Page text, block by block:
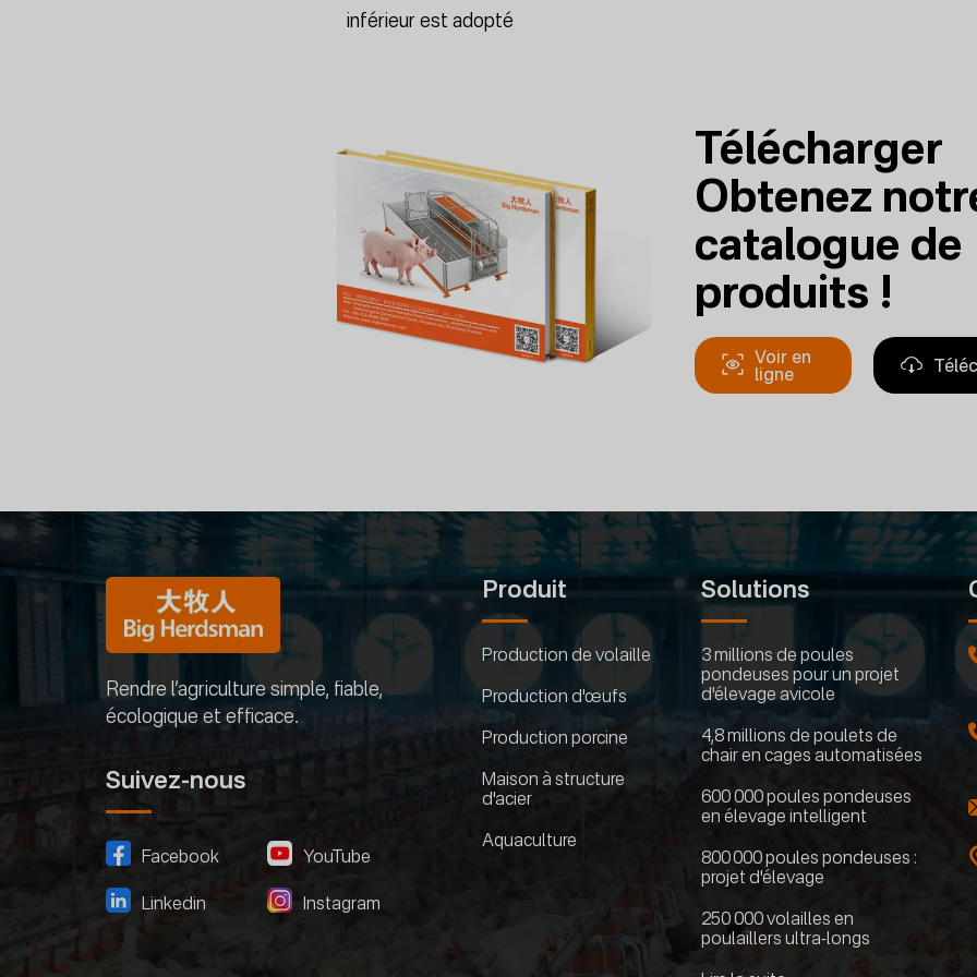
inférieur est adopté
Télécharger
Obtenez
catalogue de
produits !
Voir en
ligne
Rendre l’agriculture simple, fiable,
écologique et efficace.
Suivez-nous
Facebook YouTube
Linkedin Instagram
Produit
Production de volaille
Production d'œufs
Production porcine
Maison à structure
d'acier
Aquaculture
Solutions
3 millions de poules
pondeuses pour un projet
d'élevage avicole
4,8 millions de poulets de
chair en cages automatisées
600 000 poules pondeuses
en élevage intelligent
800 000 poules pondeuses :
projet d'élevage
250 000 volailles en
poulaillers ultra-longs